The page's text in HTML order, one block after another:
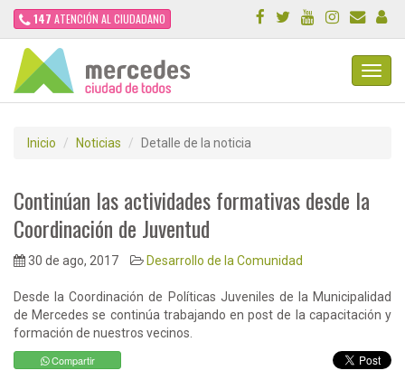
147 ATENCIÓN AL CIUDADANO
Inicio Noticias Detalle de la noticia
Continúan las actividades formativas desde la
Coordinación de Juventud
30 de ago, 2017 Desarrollo de la Comunidad
Desde la Coordinación de Políticas Juveniles de la Municipalidad
de Mercedes se continúa trabajando en post de la capacitación y
formación de nuestros vecinos.
Compartir